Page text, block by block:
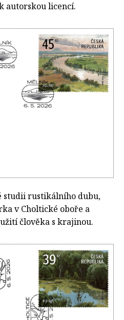
autorskou licencí.
studii rustikálního dubu,
v Choltické oboře a
člověka s krajinou.